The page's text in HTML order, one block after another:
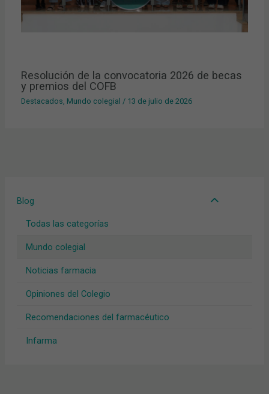
Blog
Todas las categorías
Mundo colegial
Noticias farmacia
Opiniones del Colegio
Recomendaciones del farmacéutico
Infarma
Resolución de la convocatoria 2026 de becas
y premios del COFB
Destacados, Mundo colegial / 13 de julio de 2026